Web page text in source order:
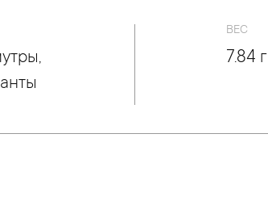
ВЕС
7.84 г